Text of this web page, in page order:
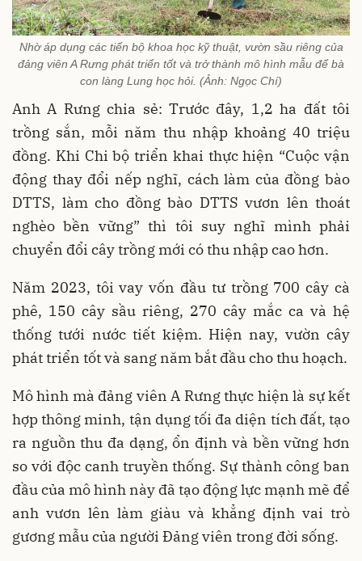
Nhờ áp dụng các tiến bộ khoa học kỹ thuật, vườn sầu riêng của
đảng viên A Rưng phát triển tốt và trở thành mô hình mẫu để bà
con làng Lung học hỏi. (Ảnh: Ngọc Chí)
Anh A Rưng chia sẻ: Trước đây, 1,2 ha đất tôi
trồng sắn, mỗi năm thu nhập khoảng 40 triệu
đồng. Khi Chi bộ triển khai thực hiện “Cuộc vận
động thay đổi nếp nghĩ, cách làm của đồng bào
DTTS, làm cho đồng bào DTTS vươn lên thoát
nghèo bền vững” thì tôi suy nghĩ mình phải
chuyển đổi cây trồng mới có thu nhập cao hơn.
Năm 2023, tôi vay vốn đầu tư trồng 700 cây cà
phê, 150 cây sầu riêng, 270 cây mắc ca và hệ
thống tưới nước tiết kiệm. Hiện nay, vườn cây
phát triển tốt và sang năm bắt đầu cho thu hoạch.
Mô hình mà đảng viên A Rưng thực hiện là sự kết
hợp thông minh, tận dụng tối đa diện tích đất, tạo
ra nguồn thu đa dạng, ổn định và bền vững hơn
so với độc canh truyền thống. Sự thành công ban
đầu của mô hình này đã tạo động lực mạnh mẽ để
anh vươn lên làm giàu và khẳng định vai trò
gương mẫu của người Đảng viên trong đời sống.